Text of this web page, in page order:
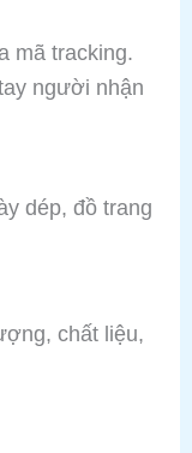
mã tracking.
người nhận
dép, đồ trang
chất liệu,